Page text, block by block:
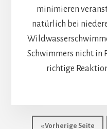
minimieren
natürlich bei
Schwimmers nicht in
richtige
« Vorherige Seite